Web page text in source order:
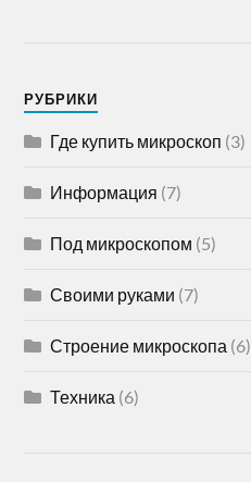
РУБРИКИ
Где купить микроскоп (3)
Информация (7)
Под микроскопом (5)
Своими руками (7)
Строение микроскопа (6)
Техника (6)